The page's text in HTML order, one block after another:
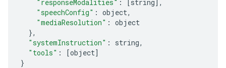
"responseModalities" : [string],
"speechConfig" : object,
"mediaResolution" : object
},
"systemInstruction" : string,
"tools" : [object]
}